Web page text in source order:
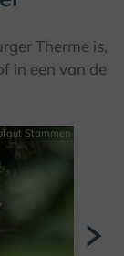
Therme is,
in een van de
Stammen